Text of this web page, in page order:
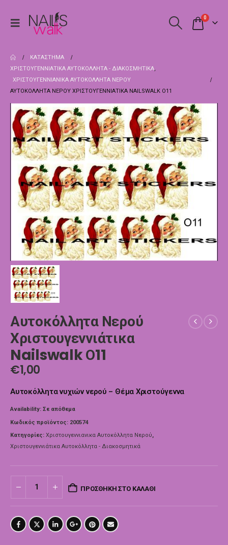
0
ΚΑΤΆΣΤΗΜΑ
ΧΡΙΣΤΟΥΓΕΝΝΙΆΤΙΚΑ ΑΥΤΟΚΌΛΛΗΤΑ - ΔΙΑΚΟΣΜΗΤΙΚΆ,
ΧΡΙΣΤΟΥΓΕΝΝΙΑΝΙΚΑ ΑΥΤΟΚΌΛΛΗΤΑ ΝΕΡΟΎ
ΑΥΤΟΚΌΛΛΗΤΑ ΝΕΡΟΎ ΧΡΙΣΤΟΥΓΕΝΝΙΆΤΙΚΑ NAILSWALK Ο11
Αυτοκόλλητα Νερού
Χριστουγεννιάτικα
Nailswalk Ο11
€1,00
Αυτοκόλλητα νυχιών νερού – Θέμα Χριστούγεννα
Availability: Σε απόθεμα
Κωδικός προϊόντος: 200574
Κατηγορίες: Χριστουγεννιανικα Αυτοκόλλητα Νερού,
Χριστουγεννιάτικα Αυτοκόλλητα - Διακοσμητικά
ΠΡΟΣΘΉΚΗ ΣΤΟ ΚΑΛΆΘΙ